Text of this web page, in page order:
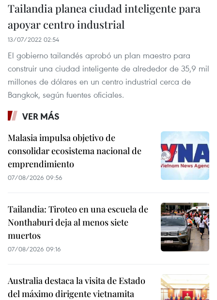
Tailandia planea ciudad inteligente para
apoyar centro industrial
13/07/2022 02:54
El gobierno tailandés aprobó un plan maestro para
construir una ciudad inteligente de alrededor de 35,9 mil
millones de dólares en un centro industrial cerca de
Bangkok, según fuentes oficiales.
VER MÁS
Malasia impulsa objetivo de
consolidar ecosistema nacional de
emprendimiento
07/08/2026 09:56
Tailandia: Tiroteo en una escuela de
Nonthaburi deja al menos siete
muertos
07/08/2026 09:16
Australia destaca la visita de Estado
del máximo dirigente vietnamita